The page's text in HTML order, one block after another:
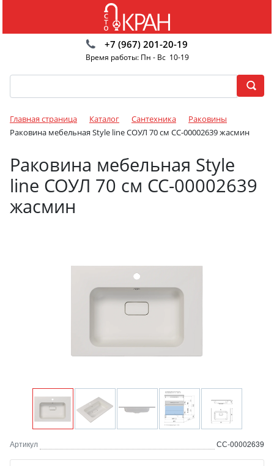
+7 (967) 201-20-19
Время работы: Пн - Вс 10-19
Главная страница Каталог Сантехника
Раковины
Раковина мебельная Style line СОУЛ 70 см СС-00002639 жасмин
Раковина мебельная Style
line СОУЛ 70 см СС-00002639
жасмин
Артикул СС-00002639